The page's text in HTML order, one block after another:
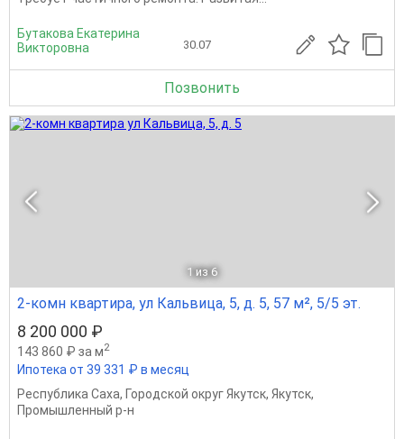
Бутакова Екатерина
Викторовна
30.07
Позвонить
1 из 6
2-комн квартира, ул Кальвица, 5, д. 5, 57 м², 5/5 эт.
8 200 000 ₽
143 860 ₽ за м2
Ипотека от 39 331 ₽ в месяц
Республика Саха, Городской округ Якутск, Якутск,
Промышленный р-н